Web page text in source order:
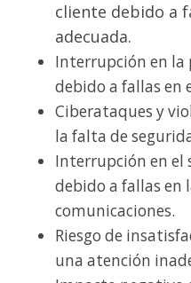
cliente debido a
adecuada.
Interrupción en la
debido a fallas en
Ciberataques y
la falta de
Interrupción en el
debido a fallas en
comunicaciones.
Riesgo de
una atención